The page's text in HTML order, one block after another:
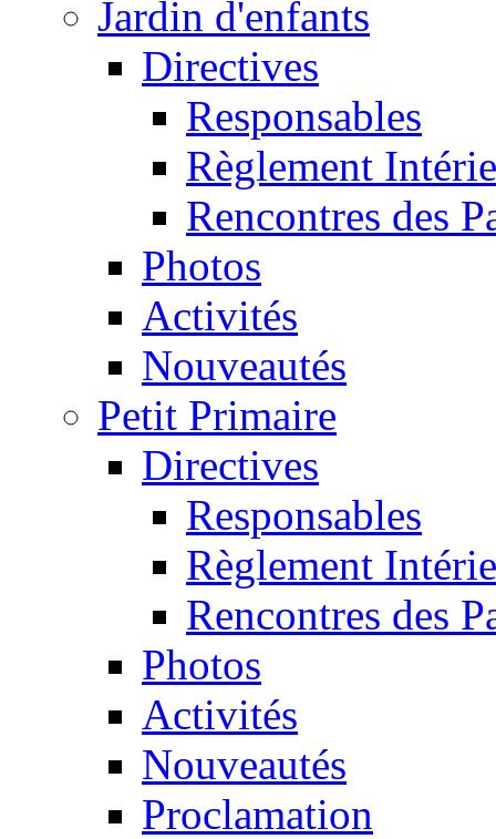
Jardin d'enfants
Directives
Responsables
Règlement
Rencontres des
Photos
Activités
Nouveautés
Petit Primaire
Directives
Responsables
Règlement
Rencontres des
Photos
Activités
Nouveautés
Proclamation